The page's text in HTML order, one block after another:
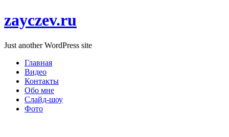
zayczev.ru
Just another WordPress site
Главная
Видео
Контакты
Обо мне
Слайд-шоу
Фото